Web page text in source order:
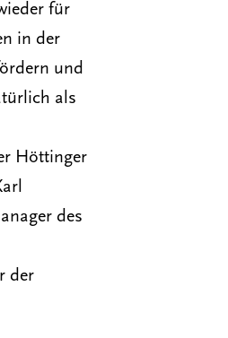
für
in der
und
als
Höttinger
des
der